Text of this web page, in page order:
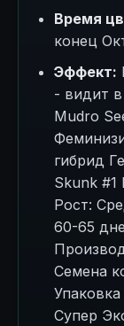
Время
конец
Эффект:
- видит
Mudro
гибрид
Skunk
Рост:
60-65
Семена
Супер